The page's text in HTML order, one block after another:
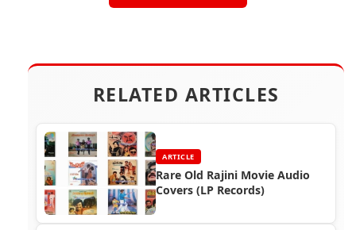
RELATED ARTICLES
ARTICLE
Rare Old Rajini Movie Audio
Covers (LP Records)